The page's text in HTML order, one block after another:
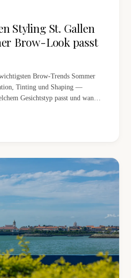
Styling St. Gallen
Brow-Look passt
Brow-Trends Sommer
Tinting und Shaping —
Gesichtstyp passt und wann